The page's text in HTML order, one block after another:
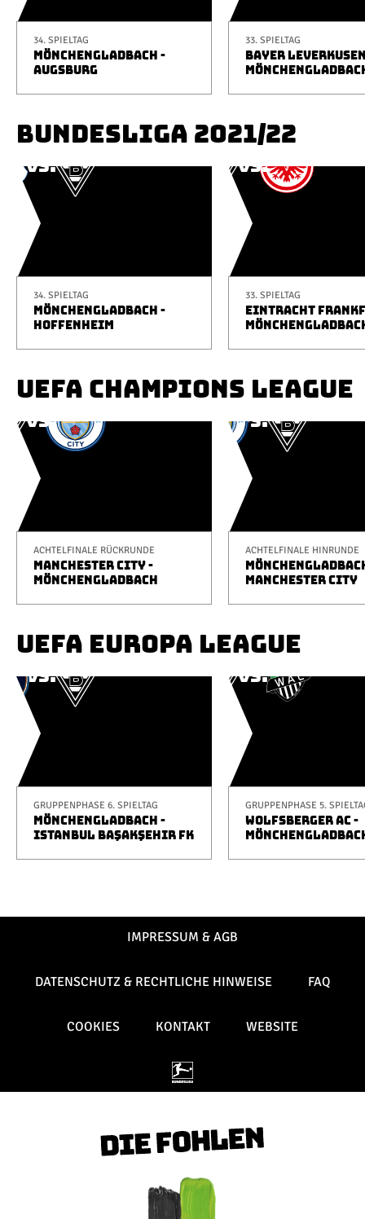
34. SPIELTAG
MÖNCHENGLADBACH -
AUGSBURG
33. SPIELTAG
BAYER
BUNDESLIGA 2021/22
34. SPIELTAG
MÖNCHENGLADBACH -
HOFFENHEIM
33. SPIELTAG
EINTRACHT
UEFA CHAMPIONS LEAGUE
ACHTELFINALE RÜCKRUNDE
MANCHESTER CITY -
MÖNCHENGLADBACH
ACHTELFINALE HINRUNDE
MANCHESTER CITY
UEFA EUROPA LEAGUE
GRUPPENPHASE 6. SPIELTAG
MÖNCHENGLADBACH -
ISTANBUL BAŞAKŞEHIR FK
GRUPPENPHASE 5.
WOLFSBERGER AC -
IMPRESSUM & AGB
DATENSCHUTZ & RECHTLICHE HINWEISE FAQ
COOKIES KONTAKT WEBSITE